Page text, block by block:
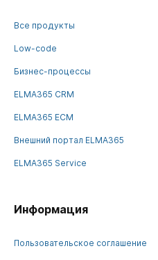
Все продукты
Low-code
Бизнес-процессы
ELMA365 CRM
ELMA365 ECM
Внешний портал ELMA365
ELMA365 Service
Информация
Пользовательское соглашение